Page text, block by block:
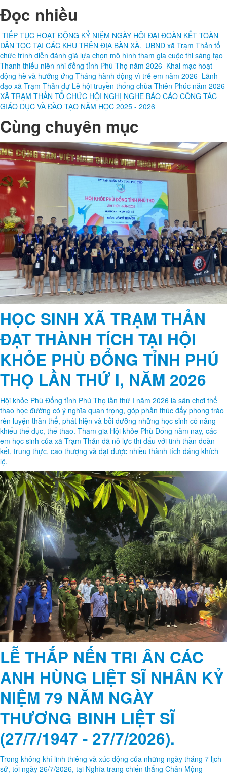
Đọc nhiều
TIẾP TỤC HOẠT ĐỘNG KỶ NIỆM NGÀY HỘI ĐẠI ĐOÀN KẾT TOÀN
DÂN TỘC TẠI CÁC KHU TRÊN ĐỊA BÀN XÃ. UBND xã Trạm Thản tổ
chức trình diễn đánh giá lựa chọn mô hình tham gia cuộc thi sáng tạo
Thanh thiếu niên nhi đồng tỉnh Phú Thọ năm 2026 Khai mạc hoạt
động hè và hưởng ứng Tháng hành động vì trẻ em năm 2026 Lãnh
đạo xã Trạm Thản dự Lễ hội truyền thống chùa Thiên Phúc năm 2026
XÃ TRẠM THẢN TỔ CHỨC HỘI NGHỊ NGHE BÁO CÁO CÔNG TÁC
GIÁO DỤC VÀ ĐÀO TẠO NĂM HỌC 2025 - 2026
Cùng chuyên mục
HỌC SINH XÃ TRẠM THẢN
ĐẠT THÀNH TÍCH TẠI HỘI
KHỎE PHÙ ĐỔNG TỈNH PHÚ
THỌ LẦN THỨ I, NĂM 2026
Hội khỏe Phù Đổng tỉnh Phú Thọ lần thứ I năm 2026 là sân chơi thể
thao học đường có ý nghĩa quan trọng, góp phần thúc đẩy phong trào
rèn luyện thân thể, phát hiện và bồi dưỡng những học sinh có năng
khiếu thể dục, thể thao. Tham gia Hội khỏe Phù Đổng năm nay, các
em học sinh của xã Trạm Thản đã nỗ lực thi đấu với tinh thần đoàn
kết, trung thực, cao thượng và đạt được nhiều thành tích đáng khích
lệ.
LỄ THẮP NẾN TRI ÂN CÁC
ANH HÙNG LIỆT SĨ NHÂN KỶ
NIỆM 79 NĂM NGÀY
THƯƠNG BINH LIỆT SĨ
(27/7/1947 - 27/7/2026).
Trong không khí linh thiêng và xúc động của những ngày tháng 7 lịch
sử, tối ngày 26/7/2026, tại Nghĩa trang chiến thắng Chân Mộng –